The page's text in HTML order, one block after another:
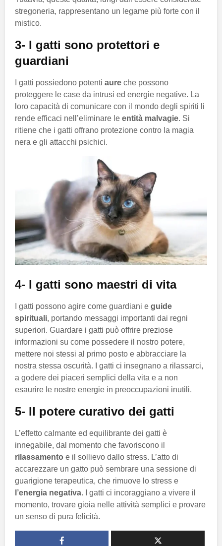
stregoneria, rappresentano un legame più forte con il
mistico.
3- I gatti sono protettori e
guardiani
I gatti possiedono potenti aure che possono
proteggere le case da intrusi ed energie negative. La
loro capacità di comunicare con il mondo degli spiriti li
rende efficaci nell’eliminare le entità malvagie. Si
ritiene che i gatti offrano protezione contro la magia
nera e gli attacchi psichici.
4- I gatti sono maestri di vita
I gatti possono agire come guardiani e guide
spirituali, portando messaggi importanti dai regni
superiori. Guardare i gatti può offrire preziose
informazioni su come possedere il nostro potere,
mettere noi stessi al primo posto e abbracciare la
nostra stessa oscurità. I gatti ci insegnano a rilassarci,
a godere dei piaceri semplici della vita e a non
esaurire le nostre energie in preoccupazioni inutili.
5- Il potere curativo dei gatti
L’effetto calmante ed equilibrante dei gatti è
innegabile, dal momento che favoriscono il
rilassamento e il sollievo dallo stress. L’atto di
accarezzare un gatto può sembrare una sessione di
guarigione terapeutica, che rimuove lo stress e
l’energia negativa. I gatti ci incoraggiano a vivere il
momento, trovare gioia nelle attività semplici e provare
un senso di pura felicità.